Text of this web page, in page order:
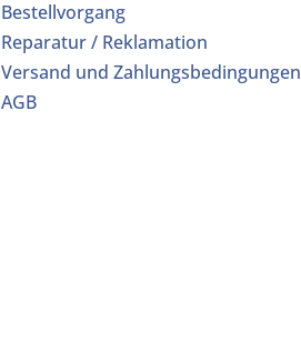
Bestellvorgang
Reparatur / Reklamation
Versand und Zahlungsbedingungen
AGB